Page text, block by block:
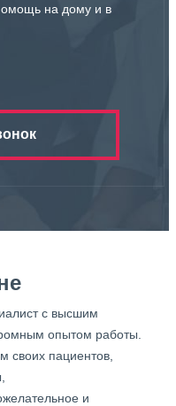
на дому и в
с высшим
опытом работы.
своих пациентов,
и